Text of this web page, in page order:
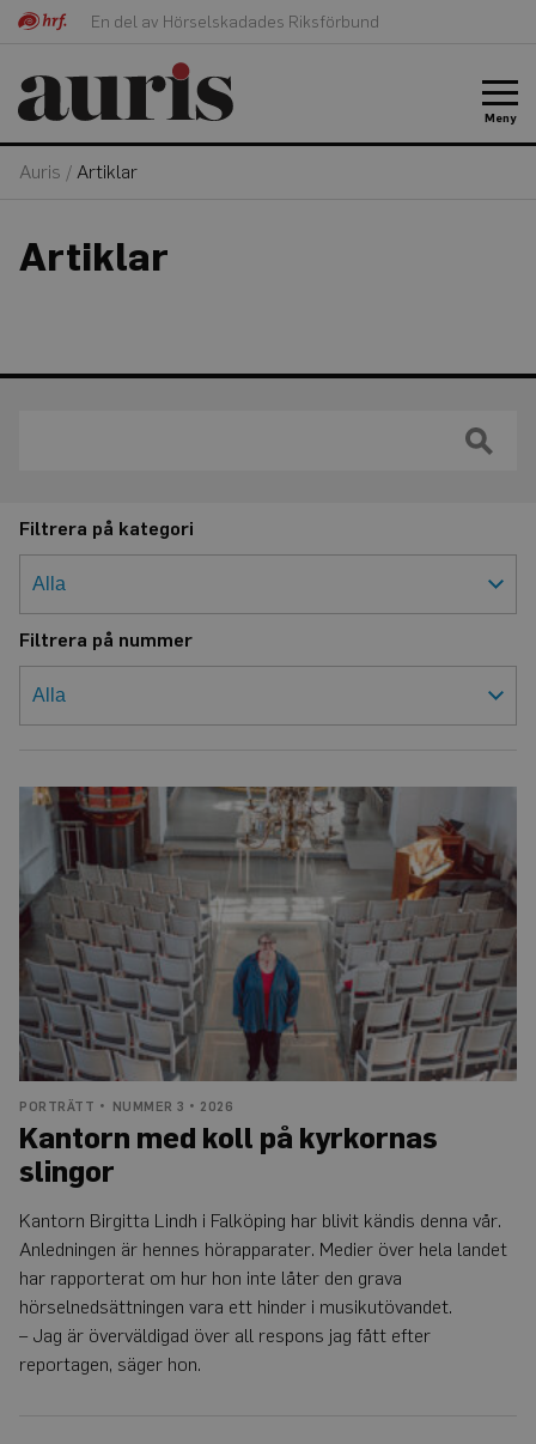
En del av Hörselskadades Riksförbund
Meny
Auris / Artiklar
Artiklar
Filtrera på kategori
Filtrera på nummer
Kantorn
med
på
kyrkornas
slingor
PORTRÄTT NUMMER 3 • 2026
Kantorn med koll på kyrkornas
slingor
Kantorn Birgitta Lindh i Falköping har blivit kändis denna vår.
Anledningen är hennes hörapparater. Medier över hela landet
har rapporterat om hur hon inte låter den grava
hörselnedsättningen vara ett hinder i musikutövandet.
– Jag är överväldigad över all respons jag fått efter
reportagen, säger hon.